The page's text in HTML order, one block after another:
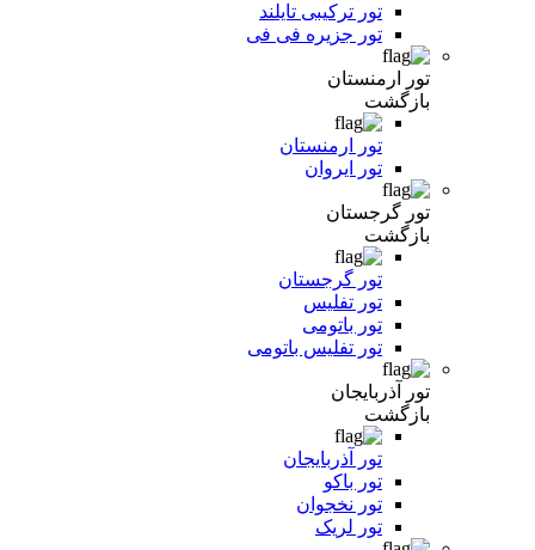
تور ترکیبی تایلند
تور جزیره فی فی
تور ارمنستان
بازگشت
تور ارمنستان
تور ایروان
تور گرجستان
بازگشت
تور گرجستان
تور تفلیس
تور باتومی
تور تفلیس باتومی
تور آذربایجان
بازگشت
تور آذربایجان
تور باکو
تور نخجوان
تور لریک